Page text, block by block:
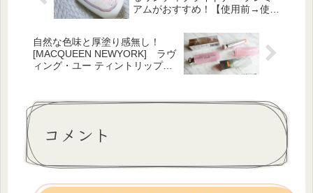
アムがおすすめ！【使用前→使用
自然な色味と厚塗り感無し！
[MACQUEEN NEWYORK] ラヴ
ィング・ユー ティントリップバ
コメント